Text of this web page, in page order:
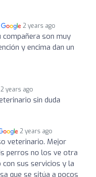
2 years ago
compañera son muy
y encima dan un
2 years ago
sin duda
2 years ago
veterinario. Mejor
perros no los ve otra
con sus servicios y la
que se sitúa a pocos